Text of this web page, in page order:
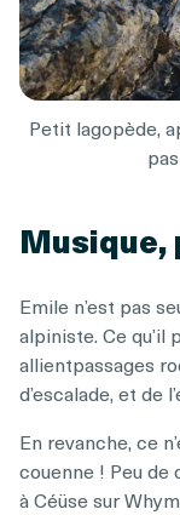
Petit lagopède,
Musique,
Emile n’est pas
alpiniste. Ce qu’il
allientpassages
d’escalade, et de
En revanche, ce
couenne ! Peu
à Céüse sur